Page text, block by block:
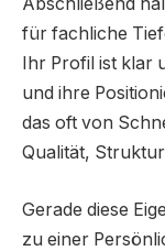
Abschließend
für fachliche
Ihr Profil ist
und ihre
das oft von
Qualität,
Gerade diese
zu einer